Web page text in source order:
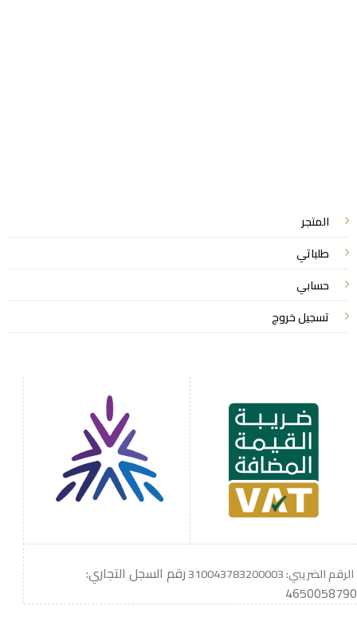
المتجر
طلباتي
حسابي
تسجيل خروج
الرقم الضريبي: 310043783200003
رقم السجل التجاري:
4650058790